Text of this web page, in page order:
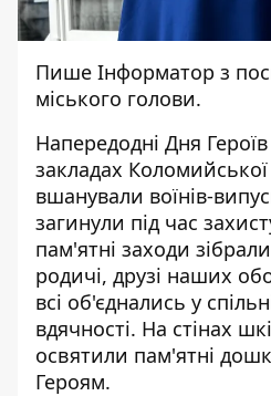
Пише Інформатор з
міського голови.
Напередодні Дня
закладах
вшанували воїнів-
загинули під час
пам'ятні заходи
родичі, друзі наших
всі об'єднались у
вдячності. На стінах
освятили пам'ятні
Героям.